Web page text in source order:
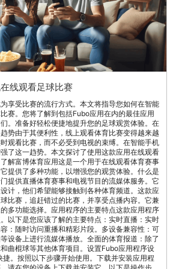
线观看足球比赛
享受比赛的流行方式。本文将指导您如何在智能
赛。您将了解到包括Fubo应用在内的最佳应用
。准备好轻松便捷地提升您的足球观赏体验。在
势由于其便利性，线上观看体育比赛变得越来越
观看比赛，而不必受到电视的束缚。在智能手机
了这一趋势。本文探讨了使用这款应用在线观看
解富博体育应用这是一个用于在线观看体育赛事
提供了多种功能，以增强您的观赏体验。什么是
提供直播体育赛事和电视节目的流媒体服务。它
计，他们希望能够接触到各种体育频道。这款应
比赛，追赶错过的比赛，并享受点播内容。它兼
多功能选择。应用程序的主要特点这款应用程序
以下是您应该了解的主要特点：实时直播：实时
：随时访问重播和精彩片段。多设备兼容性：可
设备上进行流媒体播放。全面的体育报道：除了
曲棍球等其他体育项目。设置Fubo应用程序设
。按照以下步骤开始使用。下载并安装应用程
请在您的设备上下载并安装它。以下是操作步